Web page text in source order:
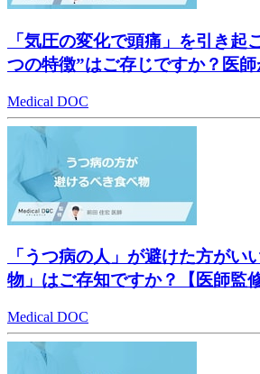
「気圧の変化で頭痛」を引き起
つの特徴”はご存じですか？医
Medical DOC
「うつ病の人」が避けた方がい
物」はご存知ですか？【医師監修
Medical DOC